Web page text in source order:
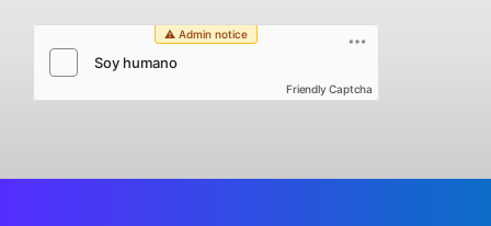
Friendly Captcha